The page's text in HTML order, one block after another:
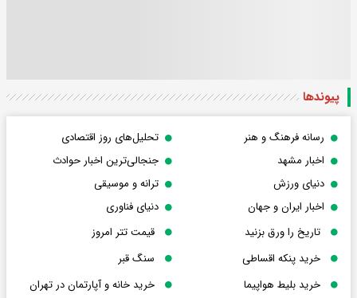
پیوندها
رسانه فرهنگ و هنر
تحلیل‌های روز اقتصادی
اخبار مشهد
جنجالی‌ترین اخبار حوادث
دنیای ورزش
ترانه و موسیقی
اخبار ایران و جهان
دنیای فناوری
تاریخ را ورق بزنید
قیمت تتر امروز
خرید پنکه اقساطی
سنگ قبر
خرید بلیط هواپیما
خرید خانه و آپارتمان در تهران